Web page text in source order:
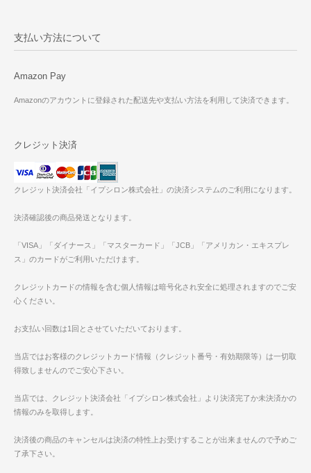
支払い方法について
Amazon Pay
Amazonのアカウントに登録された配送先や支払い方法を利用して決済できます。
クレジット決済
クレジット決済会社「イプシロン株式会社」の決済システムのご利用になります。
決済確認後の商品発送となります。
「VISA」「ダイナース」「マスターカード」「JCB」「アメリカン・エキスプレ
ス」のカードがご利用いただけます。
クレジットカードの情報を含む個人情報は暗号化され安全に処理されますのでご安
心ください。
お支払い回数は1回とさせていただいております。
当店ではお客様のクレジットカード情報（クレジット番号・有効期限等）は一切取
得致しませんのでご安心下さい。
当店では、クレジット決済会社「イプシロン株式会社」より決済完了か未決済かの
情報のみを取得します。
決済後の商品のキャンセルは決済の特性上お受けすることが出来ませんので予めご
了承下さい。